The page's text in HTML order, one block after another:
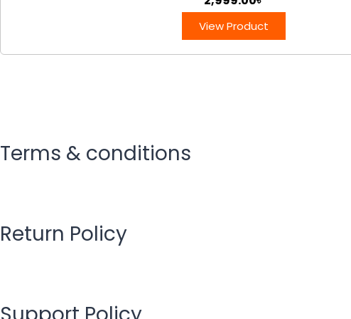
View Product
Terms & conditions
Return Policy